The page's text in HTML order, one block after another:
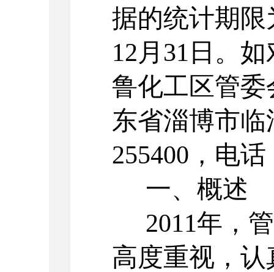
据的统计期限
12 月 31 日。
鲁化工区管
东省淄博市
255400 ，电
一、概述
2011年，
高度重视，